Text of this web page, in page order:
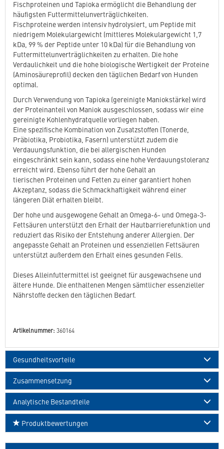
Fischproteinen und Tapioka ermöglicht die Behandlung der
häufigsten Futtermittelunverträglichkeiten.
Fischproteine werden intensiv hydrolysiert, um Peptide mit
niedrigem Molekulargewicht (mittleres Molekulargewicht 1,7
kDa, 99 % der Peptide unter 10 kDa) für die Behandlung von
Futtermittelunverträglichkeiten zu erhalten. Die hohe
Verdaulichkeit und die hohe biologische Wertigkeit der Proteine
(Aminosäureprofil) decken den täglichen Bedarf von Hunden
optimal.
Durch Verwendung von Tapioka (gereinigte Maniokstärke) wird
der Proteinanteil von Maniok ausgeschlossen, sodass wir eine
gereinigte Kohlenhydratquelle vorliegen haben.
Eine spezifische Kombination von Zusatzstoffen (Tonerde,
Präbiotika, Probiotika, Fasern) unterstützt zudem die
Verdauungsfunktion, die bei allergischen Hunden
eingeschränkt sein kann, sodass eine hohe Verdauungstoleranz
erreicht wird. Ebenso führt der hohe Gehalt an
tierischen Proteinen und Fetten zu einer garantiert hohen
Akzeptanz, sodass die Schmackhaftigkeit während einer
längeren Diät erhalten bleibt.
Der hohe und ausgewogene Gehalt an Omega-6- und Omega-3-
Fettsäuren unterstützt den Erhalt der Hautbarrierefunktion und
reduziert das Risiko der Entstehung anderer Allergien. Der
angepasste Gehalt an Proteinen und essenziellen Fettsäuren
unterstützt außerdem den Erhalt eines gesunden Fells.
Dieses Alleinfuttermittel ist geeignet für ausgewachsene und
ältere Hunde. Die enthaltenen Mengen sämtlicher essenzieller
Nährstoffe decken den täglichen Bedarf.
Artikelnummer: 360164
Gesundheitsvorteile
Zusammensetzung
Analytische Bestandteile
Produktbewertungen